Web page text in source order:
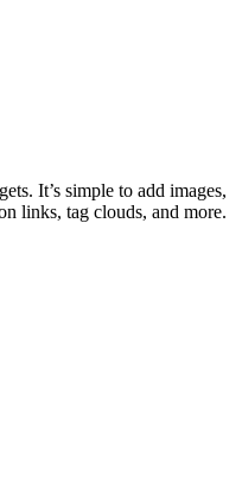
It’s simple to add images,
links, tag clouds, and more.